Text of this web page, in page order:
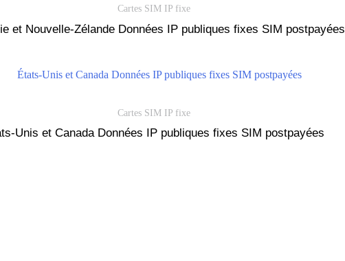
Cartes SIM IP fixe
et Nouvelle-Zélande Données IP publiques fixes SIM postpayées
Cartes SIM IP fixe
Unis et Canada Données IP publiques fixes SIM postpayées